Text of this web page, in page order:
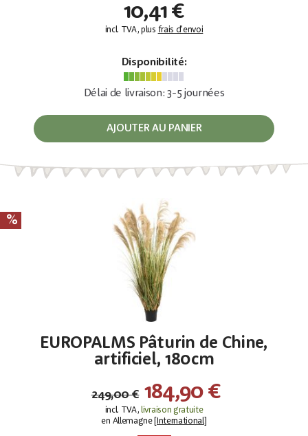
10,41 €
incl. TVA, plus frais d'envoi
Disponibilité:
Délai de livraison: 3-5 journées
AJOUTER AU PANIER
EUROPALMS Pâturin de Chine,
artificiel, 180cm
249,00 € 184,90 €
incl. TVA, livraison gratuite
en Allemagne [
International]